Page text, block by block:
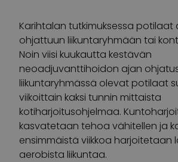
Karihtalan tutkimuksessa
ohjattuun liikuntaryhmään tai
Noin viisi kuukautta kestävän
neoadjuvanttihoidon ajan
liikuntaryhmässä olevat potilaat
viikoittain kaksi tunnin mittaista
kotiharjoitusohjelmaa.
kasvatetaan tehoa vähitellen ja
ensimmäistä viikkoa harjoitetaan
aerobista liikuntaa.